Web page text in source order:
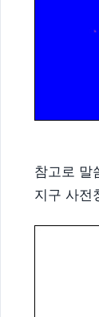
참고로 말
지구 사전